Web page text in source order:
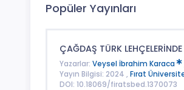
Popüler Yayınları
ÇAĞDAŞ TÜRK
Yazarlar: Veysel İbrahim Karaca
Yayın Bilgisi: 2024 , Fırat
DOI: 10.18069/firatsbed.1370073